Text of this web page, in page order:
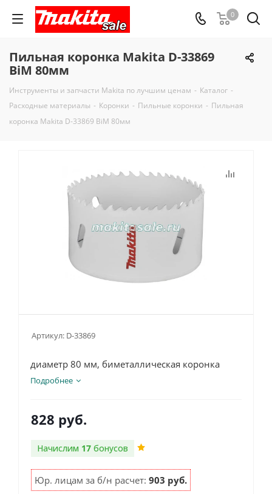
0
Пильная коронка Makita D-33869
BiM 80мм
Инструменты и запчасти Makita по лучшим ценам - Каталог -
Расходные материалы - Коронки - Пильные коронки - Пильная
коронка Makita D-33869 BiM 80мм
Артикул: D-33869
диаметр 80 мм, биметаллическая коронка
Подробнее
828 руб.
Начислим 17 бонусов
Юр. лицам за б/н расчет: 903 руб.